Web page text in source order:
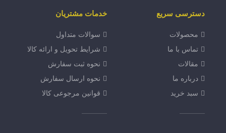
دسترسی سریع
محصولات
تماس با ما
مقالات
درباره ما
سبد خرید
خدمات مشتریان
سوالات متداول
شرایط تحویل و ارائه کالا
نحوه ثبت سفارش
نحوه ارسال سفارش
قوانین مرجوعی کالا